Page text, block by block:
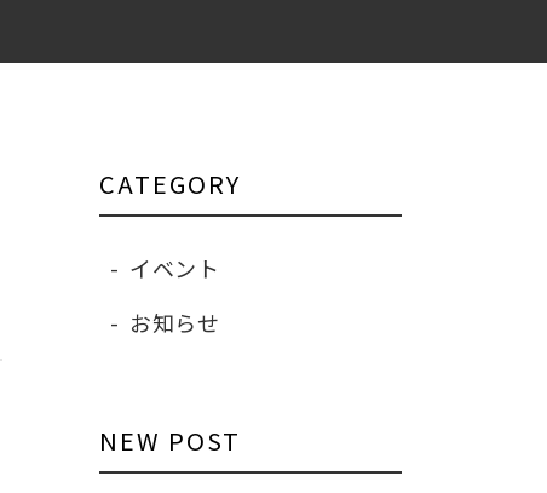
CATEGORY
イベント
お知らせ
NEW POST